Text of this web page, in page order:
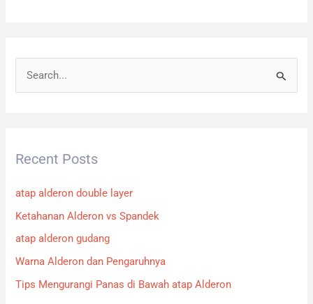
c
f
o
r
:
Recent Posts
atap alderon double layer
Ketahanan Alderon vs Spandek
atap alderon gudang
Warna Alderon dan Pengaruhnya
Tips Mengurangi Panas di Bawah atap Alderon